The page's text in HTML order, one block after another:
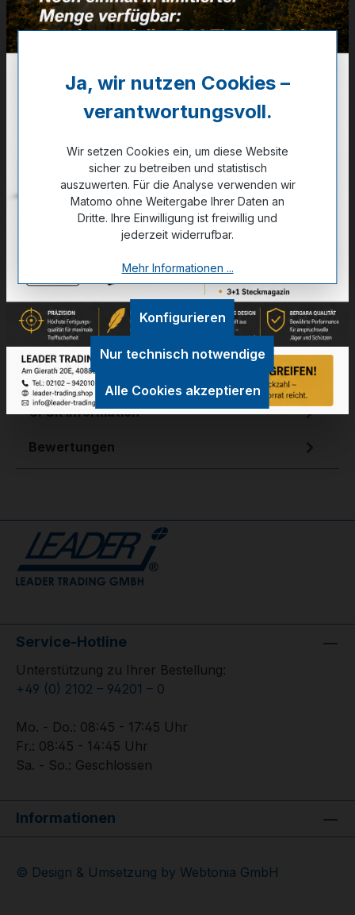
1.815,00 €
✔ Auf Lager
auswählen
.300 PRC 6,5 Creedm.
.308 Win.
7 PRC .300 Win. Mag.
.270 Win.
7 Rem. Mag.
Zum Merkzettel hinzufügen
Technische Daten
GPSR Information
Bewertungen
Service-Hotline
Unterstützung zu Ihrer Bestellung:
+49 (0) 2102 – 94201 – 0
Mo. - Do.: 08:45 - 17:45 Uhr
Fr.: 08:45 - 14:45 Uhr
Sa. - So.: Geschlossen
Informationen
© Design & Umsetzung by Webtonia GmbH
Ja, wir nutzen Cookies –
verantwortungsvoll.
Wir setzen Cookies ein, um diese Website
sicher zu betreiben und statistisch
auszuwerten. Für die Analyse verwenden wir
Matomo ohne Weitergabe Ihrer Daten an
Dritte. Ihre Einwilligung ist freiwillig und
jederzeit widerrufbar.
Mehr Informationen ...
Nur technisch notwendige
Konfigurieren
Alle Cookies akzeptieren